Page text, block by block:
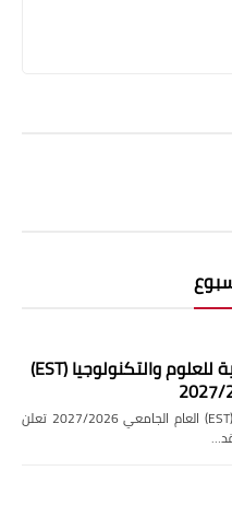
إعلان وظائف المصرية للعلوم والتكنولوجيا (EST)
إعلان وظائف المصرية للعلوم والتكنولوجيا (EST) العام الجامعي 2027/2026 تعلن